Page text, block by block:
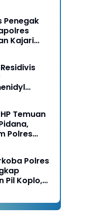
Penegak
Kajari
Temuan
Polres
Polres
Pil Koplo,